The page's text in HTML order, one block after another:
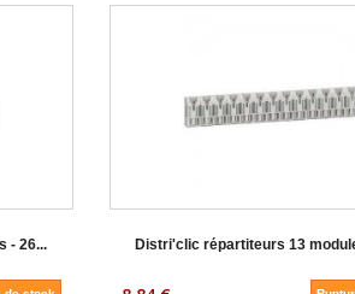
- 26... Distri'clic répartiteurs 13